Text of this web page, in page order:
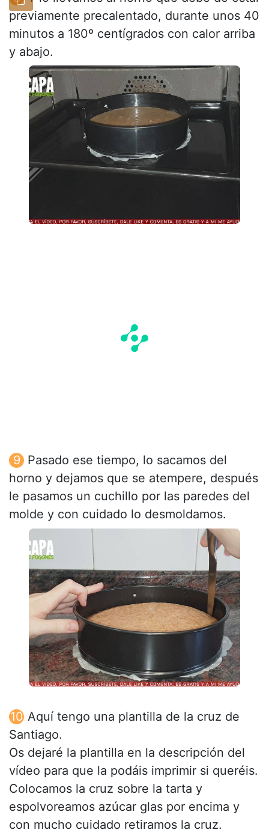
previamente precalentado, durante unos 40
minutos a 180º centígrados con calor arriba
y abajo.
Pasado ese tiempo, lo sacamos del
horno y dejamos que se atempere, después
le pasamos un cuchillo por las paredes del
molde y con cuidado lo desmoldamos.
Aquí tengo una plantilla de la cruz de
Santiago.
Os dejaré la plantilla en la descripción del
vídeo para que la podáis imprimir si queréis.
Colocamos la cruz sobre la tarta y
espolvoreamos azúcar glas por encima y
con mucho cuidado retiramos la cruz.